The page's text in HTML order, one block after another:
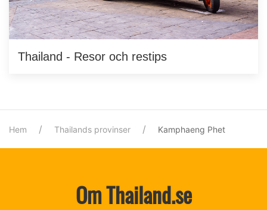
Thailand - Resor och restips
Hem Thailands provinser Kamphaeng Phet
Om Thailand.se